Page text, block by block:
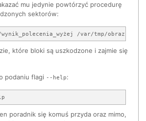
mu jedynie powtórzyć procedurę
sektorów:
które bloki są uszkodzone i zajmie się
podaniu flagi --help:
poradnik się komuś przyda oraz mimo,